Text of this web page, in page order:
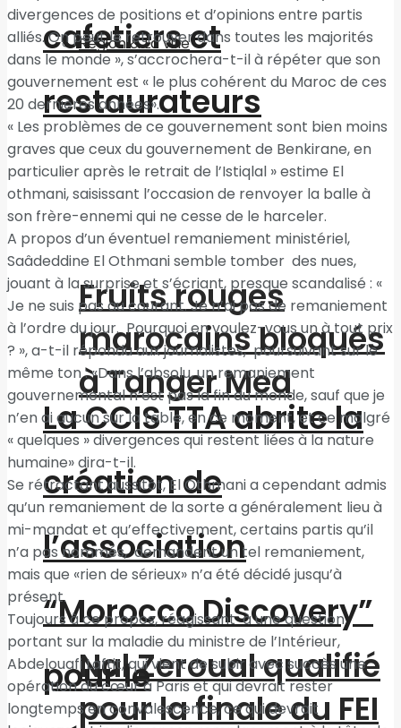
Région & La ville
Fruits rouges
marocains bloqués
à Tanger Med
Nal Zeroual qualifié
pour la finale du FEI
cafetiers et
restaurateurs
La CCIS TTA abrite la
création de
l’association
“Morocco Discovery”
pour le
divergences de positions et d’opinions entre partis
alliés. On peut le retrouver dans toutes les majorités
dans le monde », s’accrochera-t-il à répéter que son
gouvernement est « le plus cohérent du Maroc de ces
20 dernières années».
« Les problèmes de ce gouvernement sont bien moins
graves que ceux du gouvernement de Benkirane, en
particulier après le retrait de l’Istiqlal » estime El
othmani, saisissant l’occasion de renvoyer la balle à
son frère-ennemi qui ne cesse de le harceler.
A propos d’un éventuel remaniement ministériel,
Saâdeddine El Othmani semble tomber des nues,
jouant à la surprise et s’écriant, presque scandalisé : «
Je ne suis pas au courant. Je n’ai pas de remaniement
à l’ordre du jour. Pourquoi en voulez-vous un à tout prix
? », a-t-il répondu aux journalistes, poursuivant sur le
même ton : «Dans l’absolu, un remaniement
gouvernemental n’est pas la fin du monde, sauf que je
n’en ai aucun sur la table, en ce moment, et ce malgré
« quelques » divergences qui restent liées à la nature
humaine» dira-t-il.
Se rétractant aussitôt, El Othmani a cependant admis
qu’un remaniement de la sorte a généralement lieu à
mi-mandat et qu’effectivement, certains partis qu’il
n’a pas nommés, demandent un tel remaniement,
mais que «rien de sérieux» n’a été décidé jusqu’à
présent.
Toujours à ce propos, réagissant à une question
portant sur la maladie du ministre de l’Intérieur,
Abdelouafi Laftit, qui vient de subir avec succès une
opération du cœur à Paris et qui devrait rester
longtemps en convalescence, ce qui devrait